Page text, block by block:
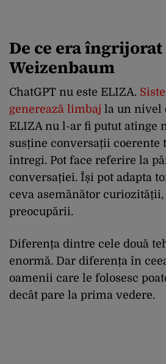
De ce era îngrijorat
Weizenbaum
ChatGPT nu este ELIZA.
generează limbaj la un nivel
ELIZA nu l-ar fi putut atinge
susține conversații coerente
întregi. Pot face referire la
conversației. Își pot adapta
ceva asemănător
preocupării.
Diferența dintre cele două
enormă. Dar diferența în
oamenii care le folosesc
decât pare la prima vedere.